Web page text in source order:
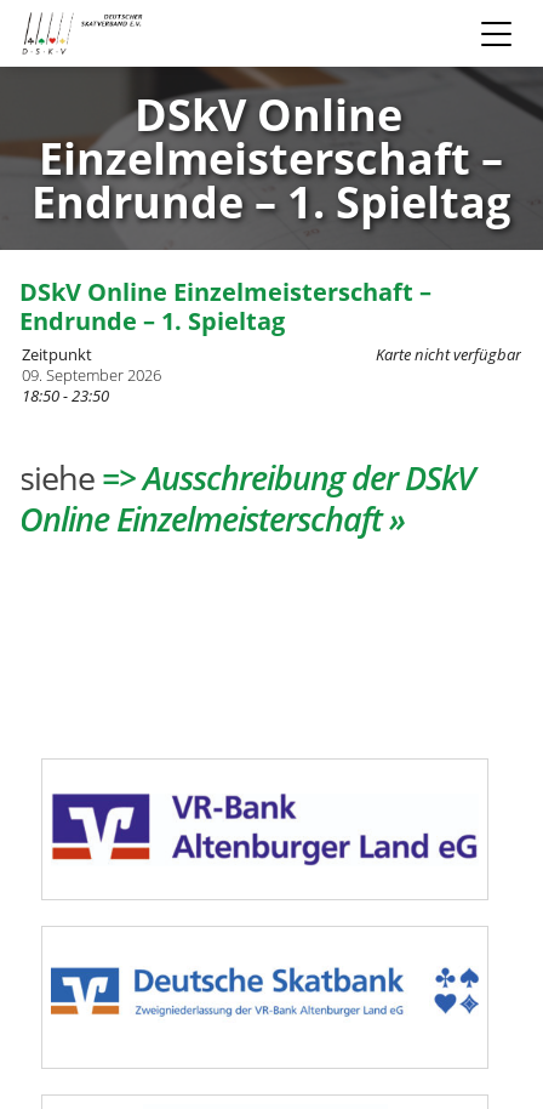
DSkV Online
Einzelmeisterschaft –
Endrunde – 1. Spieltag
DSkV Online Einzelmeisterschaft –
Endrunde – 1. Spieltag
Karte nicht verfügbar
Zeitpunkt
09. September 2026
18:50 - 23:50
siehe=> Ausschreibung der DSkV
Online Einzelmeisterschaft